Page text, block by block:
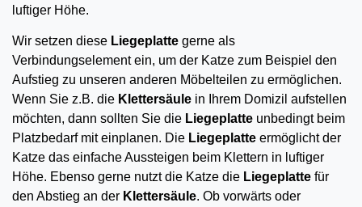
luftiger Höhe.
Wir setzen diese Liegeplatte gerne als
Verbindungselement ein, um der Katze zum Beispiel den
Aufstieg zu unseren anderen Möbelteilen zu ermöglichen.
Wenn Sie z.B. die Klettersäule in Ihrem Domizil aufstellen
möchten, dann sollten Sie die Liegeplatte unbedingt beim
Platzbedarf mit einplanen. Die Liegeplatte ermöglicht der
Katze das einfache Aussteigen beim Klettern in luftiger
Höhe. Ebenso gerne nutzt die Katze die Liegeplatte für
den Abstieg an der Klettersäule. Ob vorwärts oder